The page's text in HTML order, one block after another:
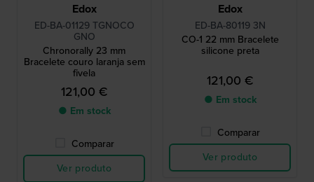
Edox
ED-BA-01129 TGNOCO
GNO
Chronorally 23 mm
Bracelete couro laranja sem
fivela
121,00 €
● Em stock
Comparar
Ver produto
Edox
ED-BA-80119 3N
CO-1 22 mm Bracelete
silicone preta
121,00 €
● Em stock
Comparar
Ver produto